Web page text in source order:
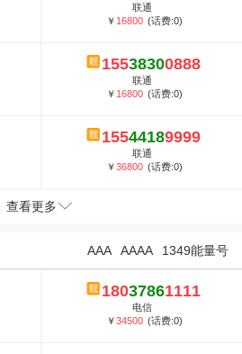
联通
￥ 16800 (话费:0)
15538300888
联通
￥ 16800 (话费:0)
15544189999
联通
￥36800 (话费:0)
查看更多
1349能量号
AAAA
AAA
18037861111
电信
￥34500 (话费:0)